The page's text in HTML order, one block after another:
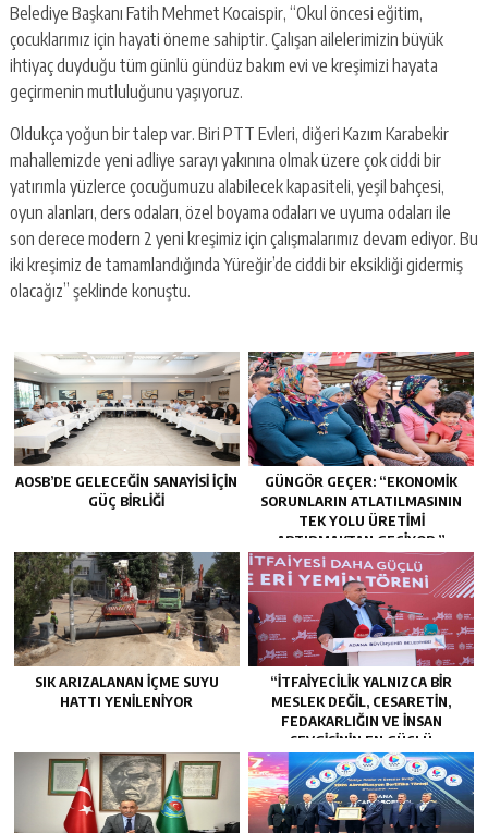
Belediye Başkanı Fatih Mehmet Kocaispir, “Okul öncesi eğitim,
çocuklarımız için hayati öneme sahiptir. Çalışan ailelerimizin büyük
ihtiyaç duyduğu tüm günlü gündüz bakım evi ve kreşimizi hayata
geçirmenin mutluluğunu yaşıyoruz.
Oldukça yoğun bir talep var. Biri PTT Evleri, diğeri Kazım Karabekir
mahallemizde yeni adliye sarayı yakınına olmak üzere çok ciddi bir
yatırımla yüzlerce çocuğumuzu alabilecek kapasiteli, yeşil bahçesi,
oyun alanları, ders odaları, özel boyama odaları ve uyuma odaları ile
son derece modern 2 yeni kreşimiz için çalışmalarımız devam ediyor. Bu
iki kreşimiz de tamamlandığında Yüreğir’de ciddi bir eksikliği gidermiş
olacağız” şeklinde konuştu.
AOSB’DE GELECEĞIN SANAYISI İÇIN
GÜÇ BIRLIĞI
GÜNGÖR GEÇER: “EKONOMIK
SORUNLARIN ATLATILMASININ
TEK YOLU ÜRETIMI
ARTIRMAKTAN GEÇIYOR.”
SIK ARIZALANAN IÇME SUYU
HATTI YENILENIYOR
“İTFAIYECILIK YALNIZCA BIR
MESLEK DEĞIL, CESARETIN,
FEDAKARLIĞIN VE INSAN
SEVGISININ EN GÜÇLÜ
TEMSILIDIR.”